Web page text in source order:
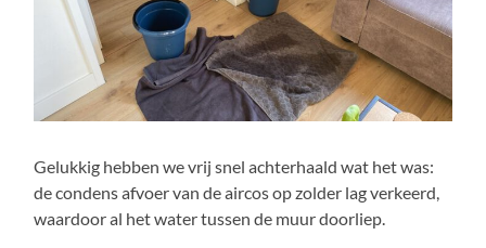
Gelukkig hebben we vrij snel achterhaald wat het was:
de condens afvoer van de aircos op zolder lag verkeerd,
waardoor al het water tussen de muur doorliep.